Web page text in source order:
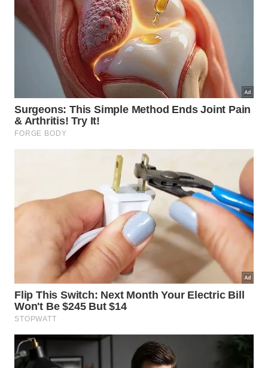
Rua Sete de Setembro, 1163 – Sala 02 – Centro,
Limeira – SP, 13480-150
Mogi Guaçu
Av. Mogi Mirim, 1249, Sala 32 – Morro Amarelo,
Mogi Guaçu-SP, 3844-110
Rua Francisco Prado, 396 – Centro, Porto Ferreira –
CEP: 13660-019
São Carlos
Rua Cel. José Augusto de Oliveira Salles, 1515 – Vila
Izabel, São Carlos – SP
Ribeirão Preto
Av. Independência, 3840, Sala 119 – Res. Flórida,
Ribeirão Preto-SP, 14026-160